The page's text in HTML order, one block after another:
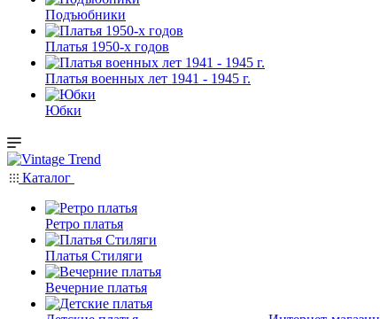
Подъюбники
Платья 1950-х годов
Платья военных лет 1941 - 1945 г.
Юбки
Каталог
Ретро платья
Платья Стиляги
Вечерние платья